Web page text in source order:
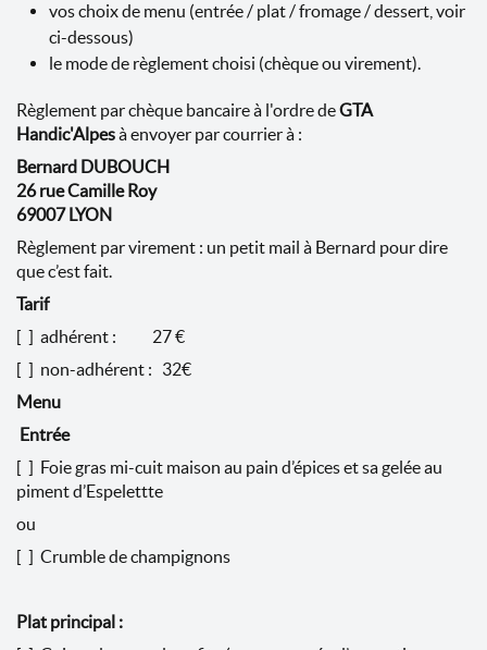
vos choix de menu (entrée / plat / fromage / dessert, voir
ci-dessous)
le mode de règlement choisi (chèque ou virement).
Règlement par chèque bancaire à l'ordre deGTA
Handic'Alpesà envoyer par courrier à :
Bernard DUBOUCH
26 rue Camille Roy
69007 LYON
Règlement par virement : un petit mail à Bernard pour dire
que c’est fait.
Tarif
[ ] adhérent : 27 €
[ ] non-adhérent : 32€
Menu
Entrée
[ ] Foie gras mi-cuit maison au pain d’épices et sa gelée au
piment d’Espelettte
ou
[ ] Crumble de champignons
Plat principal :